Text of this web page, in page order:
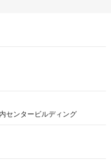
センタービルディング